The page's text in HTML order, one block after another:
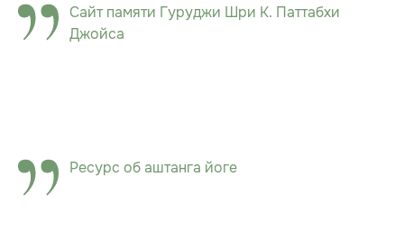
Сайт памяти Гуруджи Шри К. Паттабхи
Джойса
Ресурс об аштанга йоге